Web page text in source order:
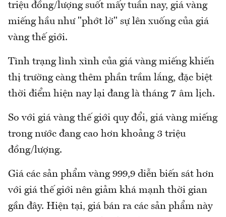
triệu đồng/lượng suốt mấy tuần nay, giá vàng
miếng hầu như "phớt lờ" sự lên xuống của giá
vàng thế giới.
Tình trạng lình xình của giá vàng miếng khiến
thị trường càng thêm phần trầm lắng, đặc biệt
thời điểm hiện nay lại đang là tháng 7 âm lịch.
So với giá vàng thế giới quy đổi, giá vàng miếng
trong nước đang cao hơn khoảng 3 triệu
đồng/lượng.
Giá các sản phẩm vàng 999,9 diễn biến sát hơn
với giá thế giới nên giảm khá mạnh thời gian
gần đây. Hiện tại, giá bán ra các sản phẩm này